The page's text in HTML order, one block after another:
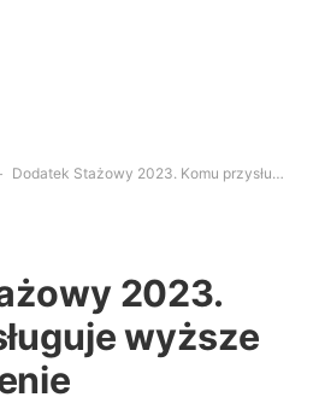
Dodatek Stażowy 2023. Komu przysługuje wyższe wynagrodzenie
2023.
wyższe